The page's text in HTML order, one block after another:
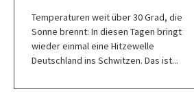
Temperaturen weit über 30 Grad, die
Sonne brennt: In diesen Tagen bringt
wieder einmal eine Hitzewelle
Deutschland ins Schwitzen. Das ist...